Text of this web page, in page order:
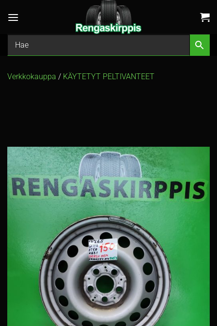
Verkkokauppa / KÄYTETYT PELTIVANTEET